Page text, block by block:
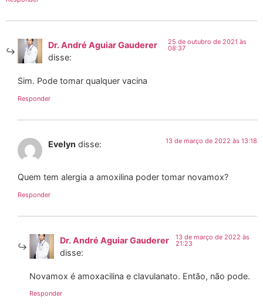
Dr. André Aguiar Gauderer
disse:
25 de outubro de 2021 às
08:37
Sim. Pode tomar qualquer vacina
Responder
Evelyn disse: 13 de março de 2022 às 13:18
Quem tem alergia a amoxilina poder tomar novamox?
Responder
Dr. André Aguiar Gauderer
disse:
13 de março de 2022 às
21:23
Novamox é amoxacilina e clavulanato. Então, não pode.
Responder